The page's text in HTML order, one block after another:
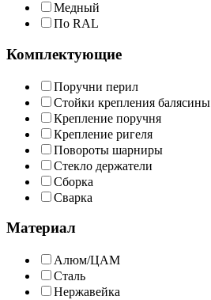
Медный
По RAL
Комплектующие
Поручни перил
Стойки крепления балясины
Крепление поручня
Крепление ригеля
Повороты шарниры
Стекло держатели
Сборка
Сварка
Материал
Алюм/ЦАМ
Сталь
Нержавейка